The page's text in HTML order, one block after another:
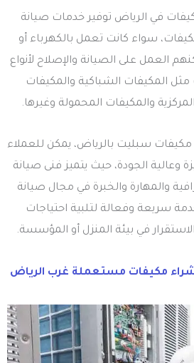
في الرياض توفير خدمات صيانة
سواء كانت تعمل بالكهرباء أو
العمل على الصيانة والإصلاح لأنواع
المكيفات الشباكية والمكيفات
والمكيفات المحمولة وغيرها.
مكيفات سبليت بالرياض، يمكن للعملاء
وعالية الجودة، حيث يتميز فنى صيانة
والمهارة والخبرة في مجال صيانة
سريعة وفعالة لتلبية احتياجات
في بيئة المنزل أو المؤسسة.
مكيفات مستعملة غرب الرياض